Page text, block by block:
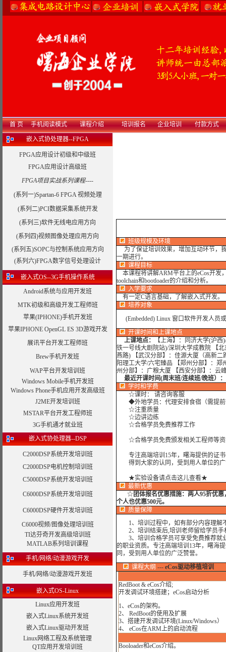
首 页 手机阅读模式 课程介绍 培训报名 企业培训 付款方式
嵌入式协处理器--FPGA
FPGA应用设计初级和中级班
FPGA应用设计高级班
FPGA项目实战系列课程----
(系列一)Spartan-6 FPGA 视频处理
(系列二)PCI数据采集系统开发
(系列三)软件无线电应用方向
(系列四)视频图像处理应用方向
(系列五)SOPC与控制系统应用方向
(系列六)FPGA数字信号处理设计
嵌入式OS--3G手机操作系统
Android系统与应用开发班
MTK初级和高级开发工程师班
苹果(IPHONE)手机开发班
苹果IPHONE OpenGL ES 3D游戏开发
展讯平台开发工程师班
Brew手机开发班
WAP平台开发培训班
Windows Mobile手机开发班
Windows Phone手机应用开发高级班
J2ME开发培训班
MSTAR平台开发工程师班
3G手机通才就业班
嵌入式协处理器--DSP
C2000DSP系统开发培训班
C2000DSP电机控制培训班
C5000DSP系统开发培训班
C6000DSP系统开发培训班
C6000DSP硬件开发培训班
C6000视频/图像处理培训班
TI达芬奇开发高级培训班
MATLAB系列培训课程
手机/网络/动漫游戏开发
手机/网络/动漫游戏开发班
嵌入式OS-Linux
Linux应用开发班
嵌入式Linux系统开发班
嵌入式Linux驱动开发班
Linux网络工程及系统管理
QT应用开发培训班
班级规模及环境
为了保证培训效果，增加互动环节，
一期进行。
课程目标
本课程将讲解ARM平台上的eCos开发
toolchain和bootloader的介绍和分析。
入学要求
有一定C语言基础，了解嵌入式开发。
培养对象
(Embedded) Linux 窗口软件开发人员
开课时间和上课地点
上课地点：
【上海】：同济大学(沪
铁一号线大剧院站)/深圳大学成教院 【
燕路) 【武汉分部】：佳源大厦（高新
阳理工大学/六宅臻品 【郑州分部】：
州分部】：广粮大厦 【西安分部】：云
最近开课时间(周末班/连续班/晚班）：
学时和学费
☆课时： 请咨询客服
◆外地学员：代理安排食宿（需提前
☆注重质量
☆边讲边练
☆合格学员免费推荐工作
☆合格学员免费颁发相关工程师等资
专注高端培训15年，曙海提供的证书
得到大家的认同，受到用人单位的广
★实验设备请点击这儿查看★
最新优惠
☆ 团体报名优惠措施： 两人95折优
个人也优惠500元。
质量保障
1、培训过程中，如有部分内容理解
2、培训结束后,培训老师留给学员手
3、培训合格学员可享受免费推荐就
的职业资质。专注高端培训13年，曙海
同，受到用人单位的广泛赞誉。
课程大纲 --- eCos驱动移植培训
RedBoot & eCos介绍;
开发调试环境搭建；eCos启动分析
1、eCos的架构。
2、 RedBoot的使用及扩展
3、搭建开发调试环境(Linux/Windows）
4、 eCos在ARM上的启动流程
Booloader和eCos介绍。